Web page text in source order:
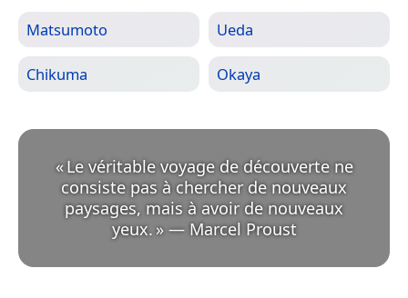
Matsumoto Ueda
Chikuma Okaya
«Le véritable voyage de découverte ne
consiste pas à chercher de nouveaux
paysages, mais à avoir de nouveaux
yeux. » — Marcel Proust